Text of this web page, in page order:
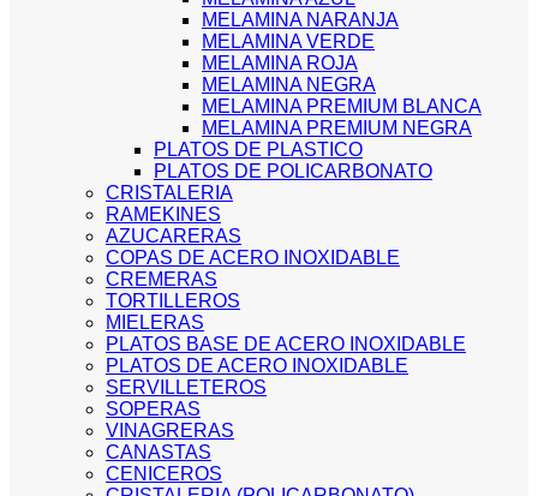
MELAMINA NARANJA
MELAMINA VERDE
MELAMINA ROJA
MELAMINA NEGRA
MELAMINA PREMIUM BLANCA
MELAMINA PREMIUM NEGRA
PLATOS DE PLASTICO
PLATOS DE POLICARBONATO
CRISTALERIA
RAMEKINES
AZUCARERAS
COPAS DE ACERO INOXIDABLE
CREMERAS
TORTILLEROS
MIELERAS
PLATOS BASE DE ACERO INOXIDABLE
PLATOS DE ACERO INOXIDABLE
SERVILLETEROS
SOPERAS
VINAGRERAS
CANASTAS
CENICEROS